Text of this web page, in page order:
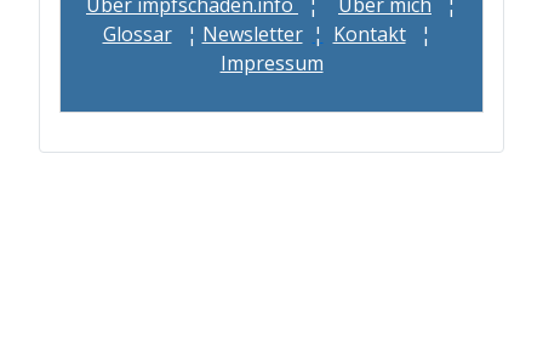
Glossar
¦ Newsletter ¦ Kontakt
¦
Impressum